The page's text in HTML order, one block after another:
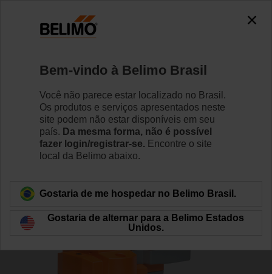
WGVL+AVKX24-MFT
Saiba Mais
Voltar para categoria de produto
Bem-vindo à Belimo Brasil
Você não parece estar localizado no Brasil.
Os produtos e serviços apresentados neste
site podem não estar disponíveis em seu
país. Da mesma forma, não é possível
fazer login/registrar-se. Encontre o site
local da Belimo abaixo.
Gostaria de me hospedar no Belimo Brasil.
Gostaria de alternar para a Belimo Estados
Unidos.